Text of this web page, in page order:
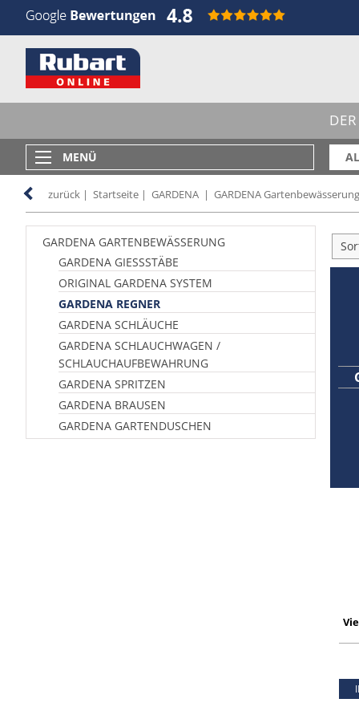
MENÜ
zurück | Startseite | GARDENA | GARDENA Gartenbewässerung
GARDENA GARTENBEWÄSSERUNG
GARDENA GIESSSTÄBE
ORIGINAL GARDENA SYSTEM
GARDENA REGNER
GARDENA SCHLÄUCHE
GARDENA SCHLAUCHWAGEN /
SCHLAUCHAUFBEWAHRUNG
GARDENA SPRITZEN
GARDENA BRAUSEN
GARDENA GARTENDUSCHEN